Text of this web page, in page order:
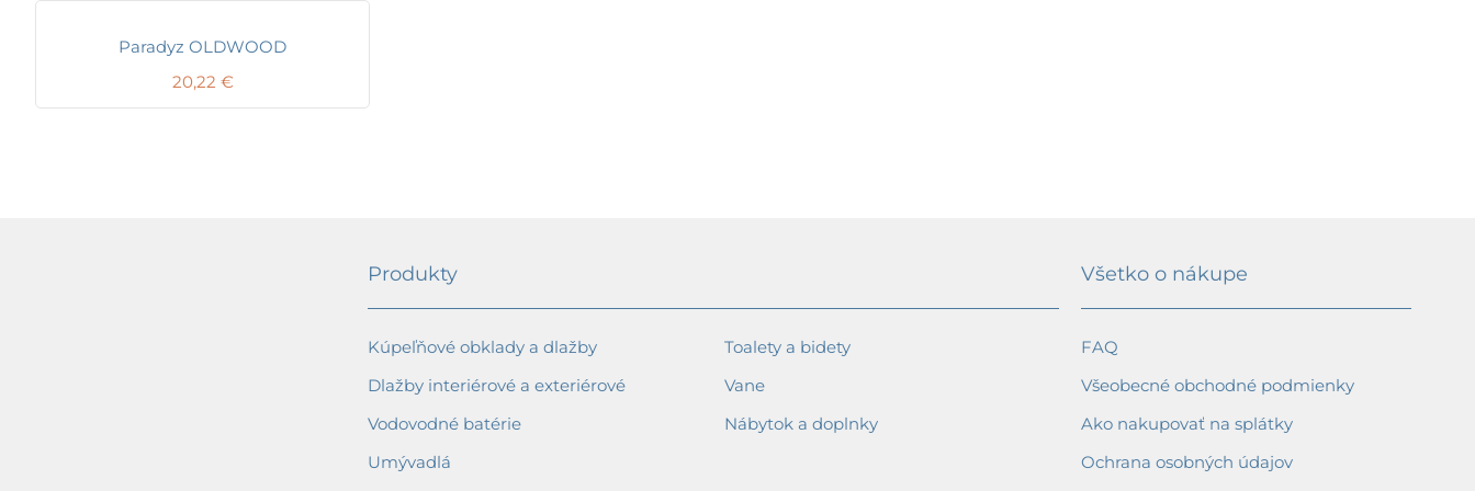
Paradyz OLDWOOD
20,22 €
Produkty
Kúpeľňové obklady a dlažby
Dlažby interiérové a exteriérové
Vodovodné batérie
Umývadlá
Toalety a bidety
Vane
Nábytok a doplnky
Všetko o nákupe
FAQ
Všeobecné obchodné podmienky
Ako nakupovať na splátky
Ochrana osobných údajov